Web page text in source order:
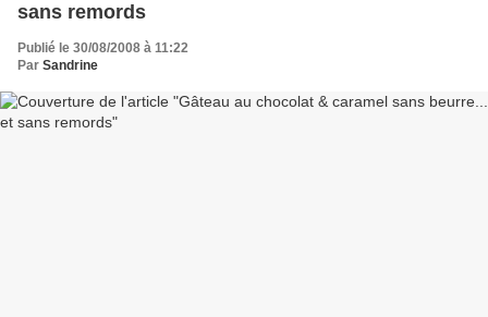
sans remords
Publié le 30/08/2008 à 11:22
Par Sandrine